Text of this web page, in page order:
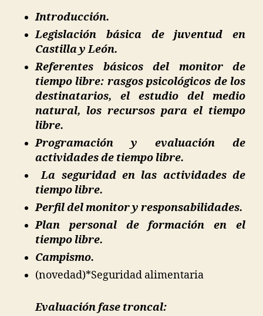
Introducción.
Legislación básica de juventud en
Castilla y León.
Referentes básicos del monitor de
tiempo libre: rasgos psicológicos de los
destinatarios, el estudio del medio
natural, los recursos para el tiempo
libre.
Programación y evaluación de
actividades de tiempo libre.
La seguridad en las actividades de
tiempo libre.
Perfil del monitor y responsabilidades.
Plan personal de formación en el
tiempo libre.
Campismo.
(novedad)*Seguridad alimentaria
Evaluación fase troncal: